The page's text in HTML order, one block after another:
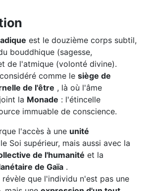
est le douzième corps subtil,
bouddhique (sagesse,
de l'atmique (volonté divine).
comme le siège de
de l'être , là où l'âme
la Monade : l'étincelle
immuable de conscience.
l'accès à une unité
Soi supérieur, mais aussi avec la
de l'humanité et la
de Gaïa .
révèle que l'individu n'est pas une